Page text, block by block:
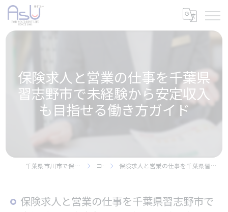
保険求人と営業の仕事を千葉県
習志野市で未経験から安定収入
も目指せる働き方ガイド
千葉県市川市で保険の求人なら株式会社アスユー コラム 保険求人と営業の仕事を千葉県習志野市で未経験から安定収入も目指せる働き方ガイド
保険求人と営業の仕事を千葉県習志野市で